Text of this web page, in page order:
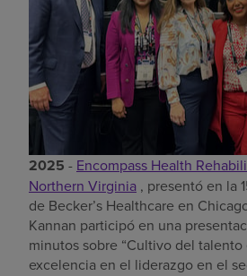
Pagar mi factura
2025 - Encompass Health
Northern Virginia , presentó en la
de Becker’s Healthcare en
Kannan participó en una
minutos sobre “Cultivo del
excelencia en el liderazgo en el